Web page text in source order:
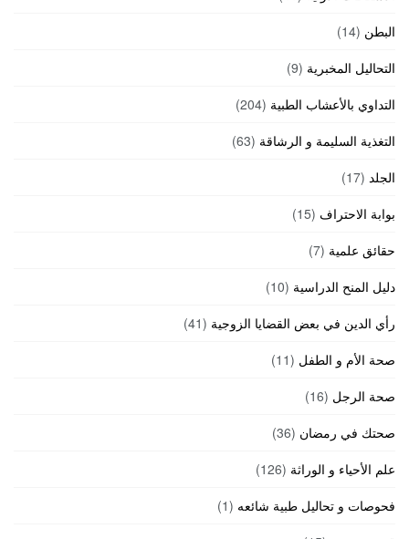
البطن (14)
التحاليل المخبرية (9)
التداوي بالأعشاب الطبية (204)
التغذية السليمة و الرشاقة (63)
الجلد (17)
بوابة الاحتراف (15)
حقائق علمية (7)
دليل المنح الدراسية (10)
رأي الدين في بعض القضايا الزوجية (41)
صحة الأم و الطفل (11)
صحة الرجل (16)
صحتك في رمضان (36)
علم الأحياء و الوراثة (126)
فحوصات و تحاليل طبية شائعه (1)